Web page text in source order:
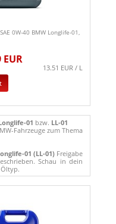
0W-40 BMW Longlife-01,
EUR
13.51 EUR / L
01 bzw. LL-01
Fahrzeuge zum Thema
01 (LL-01)Freigabe
Schau in dein